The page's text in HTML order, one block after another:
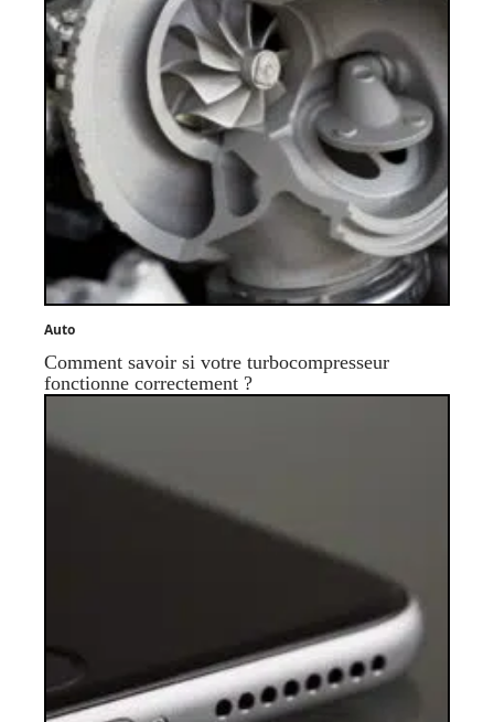
Auto
Comment savoir si votre turbocompresseur
fonctionne correctement ?